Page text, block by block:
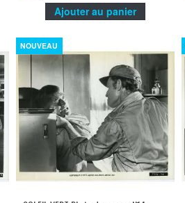
Ajouter au panier
NOUVEAU